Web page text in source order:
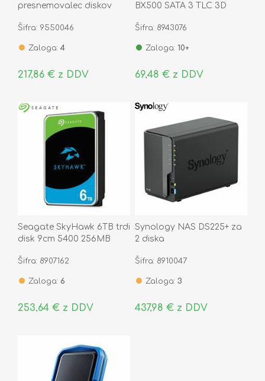
presnemovalec diskov
NVMe PCIe+SATA 64138
Šifra: 9550046
Zaloga: 4
217,86 € z DDV
BX500 SATA 3 TLC 3D
Šifra: 8943076
Zaloga: 10+
69,48 € z DDV
Seagate SkyHawk 6TB trdi
disk 9cm 5400 256MB
Šifra: 8907162
Zaloga: 6
253,64 € z DDV
Synology NAS DS225+ za
2 diska
Šifra: 8910047
Zaloga: 3
437,98 € z DDV